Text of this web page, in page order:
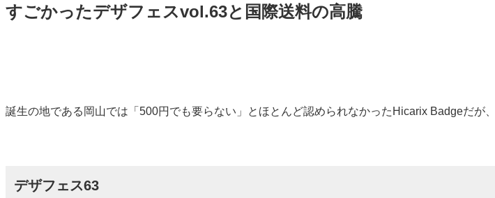
すごかったデザフェスvol.63と国際送料の高騰
誕生の地である岡山では「500円でも要らない」とほとんど認められなかったHicarix Badgeだが
デザフェス63